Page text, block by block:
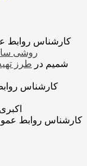
کارشناس روابط
روشی
شمیم در طرز
کارشناس
اکبری
کارشناس روابط